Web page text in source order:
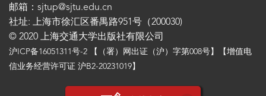
邮箱：sjtup@sjtu.edu.cn
社址: 上海市徐汇区番禺路951号（200030)
© 2020 上海交通大学出版社有限公司
沪ICP备16051311号-2 【（署）网出证（沪）字第008号】【增值电
信业务经营许可证 沪B2-20231019】